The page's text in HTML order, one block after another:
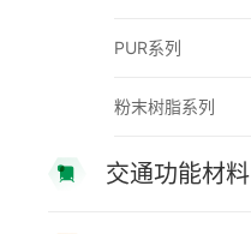
PUR系列
粉末树脂系列
交通功能材料